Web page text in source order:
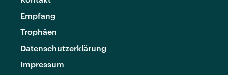
Empfang
Trophäen
Datenschutzerklärung
Impressum